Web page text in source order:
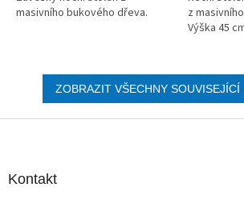
masivního bukového dřeva.
z
Výška 45
ZOBRAZIT VŠECHNY SOUVISEJÍCÍ
Kontakt